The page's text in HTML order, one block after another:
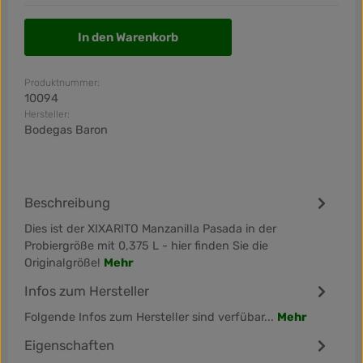
In den Warenkorb
Produktnummer:
10094
Hersteller:
Bodegas Baron
Beschreibung
Dies ist der XIXARITO Manzanilla Pasada in der
Probiergröße mit 0,375 L - hier finden Sie die
Originalgröße! Mehr
Infos zum Hersteller
Folgende Infos zum Hersteller sind verfübar... Mehr
Eigenschaften